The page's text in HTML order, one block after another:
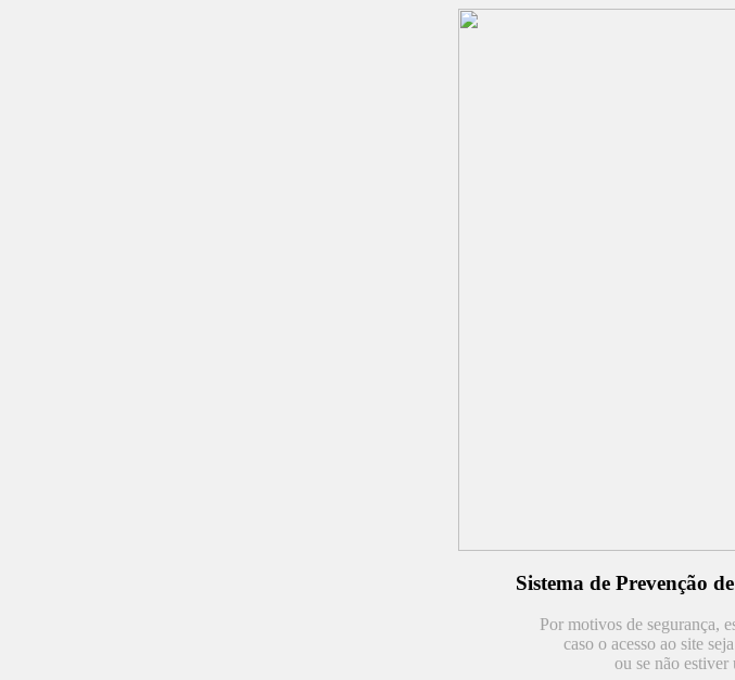
Sistema de Prevenção
Por motivos de segurança,
caso o acesso ao site
ou se não